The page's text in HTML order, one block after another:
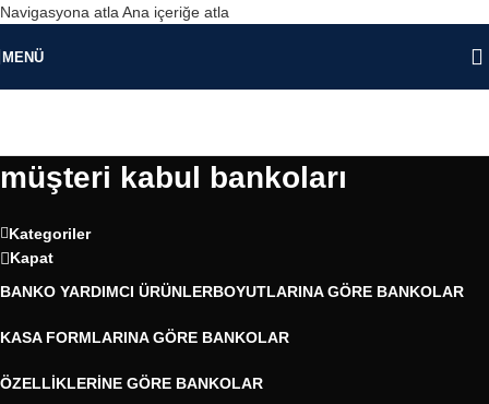
Navigasyona atla Ana içeriğe atla
MENÜ
müşteri kabul bankoları
Kategoriler
Kapat
BANKO YARDIMCI ÜRÜNLERBOYUTLARINA GÖRE BANKOLAR
KASA FORMLARINA GÖRE BANKOLAR
ÖZELLIKLERINE GÖRE BANKOLAR